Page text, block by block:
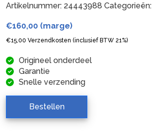
Artikelnummer: 24443988 Categorieën:
€160,00 (marge)
€15,00 Verzendkosten (inclusief BTW 21%)
Origineel onderdeel
Garantie
Snelle verzending
Bestellen